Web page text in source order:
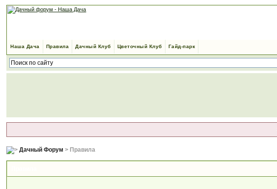
Наша Дача Правила Дачный Клуб Цветочный Клуб Гайд-парк
Дачный Форум > Правила